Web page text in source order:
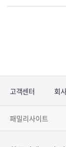
고객센터 회
패밀리사이트